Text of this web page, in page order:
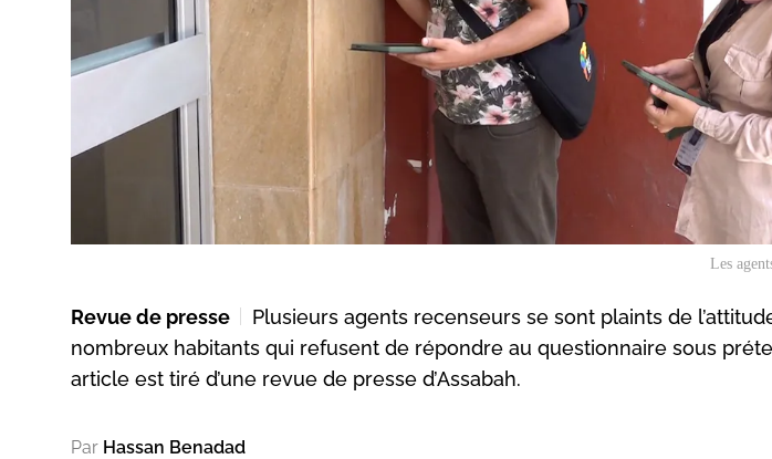
Les
Revue de presse
Plusieurs agents recenseurs se sont plaints de
nombreux habitants qui refusent de répondre au questionnaire sous
article est tiré d’une revue de presse d’Assabah.
Par Hassan Benadad